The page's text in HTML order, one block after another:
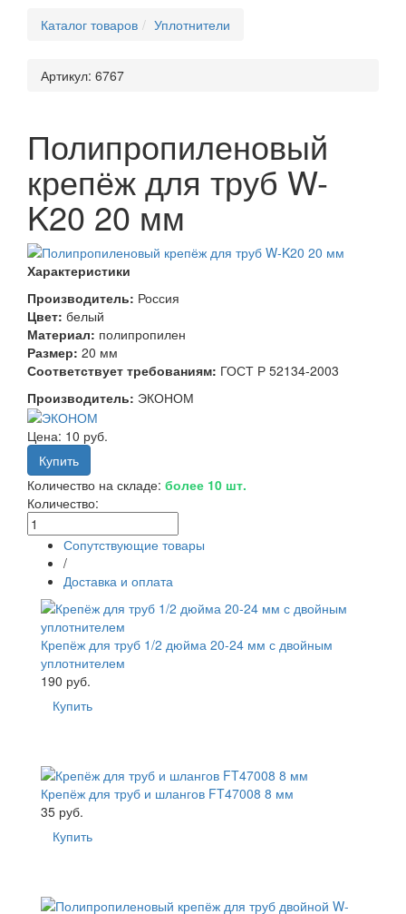
Каталог товаров
Уплотнители
Артикул: 6767
Полипропиленовый
крепёж для труб W-
K20 20 мм
Характеристики
Производитель: Россия
Цвет: белый
Материал: полипропилен
Размер: 20 мм
Соответствует требованиям: ГОСТ Р 52134-2003
Производитель: ЭКОНОМ
Цена: 10 руб.
Количество на складе: более 10 шт.
Количество:
Сопутствующие товары
/
Доставка и оплата
Крепёж для труб 1/2 дюйма 20-24 мм с двойным
уплотнителем
190 руб.
Купить
Крепёж для труб и шлангов FT47008 8 мм
35 руб.
Купить